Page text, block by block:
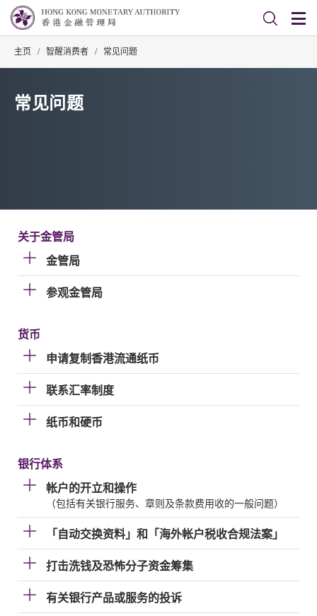
主页 / 智醒消费者 / 常见问题
常见问题
关于金管局
金管局
参观金管局
货币
申请复制香港流通纸币
联系汇率制度
纸币和硬币
银行体系
帐户的开立和操作
（包括有关银行服务、章则及条款费用收的一般问题）
「自动交换资料」和「海外帐户税收合规法案」
打击洗钱及恐怖分子资金筹集
有关银行产品或服务的投诉